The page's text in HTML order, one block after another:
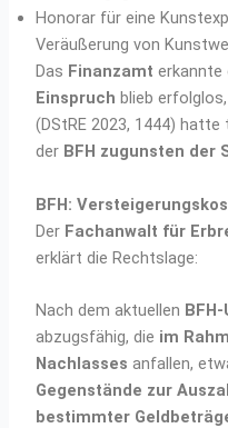
Honorar für eine
Veräußerung von
Das Finanzamt erkannte
Einspruch blieb
(DStRE 2023, 1444)
der BFH zugunsten der
BFH:
Der Fachanwalt für
erklärt die Rechtslage:
Nach dem aktuellen
abzugsfähig, die im
Nachlasses anfallen,
Gegenstände zur
bestimmter